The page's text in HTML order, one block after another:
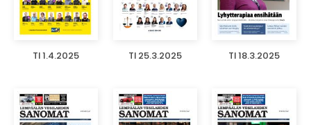
TI 1.4.2025 TI 25.3.2025 TI 18.3.2025